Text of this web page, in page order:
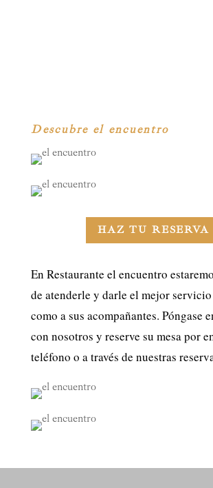
Descubre el encuentro
HAZ TU RESERVA
En Restaurante el encuentro
de atenderle y darle el mejor
como a sus acompañantes. Póngase
con nosotros y reserve su mesa por
teléfono o a través de nuestras